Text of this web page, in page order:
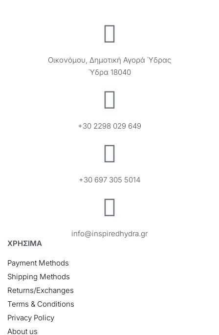
Οικονόμου, Δημοτική Αγορά Ύδρας
Ύδρα 18040
+30 2298 029 649
+30 697 305 5014
info@inspiredhydra.gr
ΧΡΗΣΙΜΑ
Payment Methods
Shipping Methods
Returns/Exchanges
Terms & Conditions
Privacy Policy
About us